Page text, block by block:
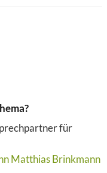
für
Matthias Brinkmann